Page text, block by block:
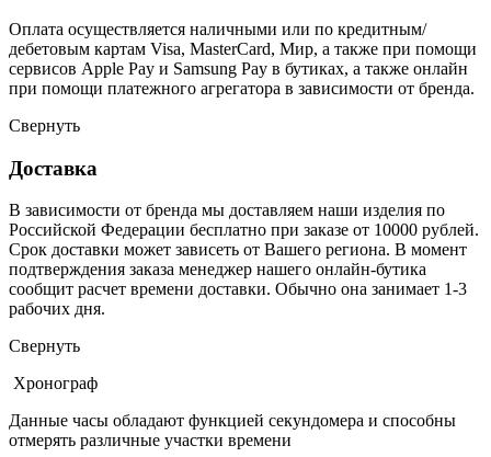
Оплата осуществляется наличными или по кредитным/
дебетовым картам Visa, MasterCard, Мир, а также при помощи
сервисов Apple Pay и Samsung Pay в бутиках, а также онлайн
при помощи платежного агрегатора в зависимости от бренда.
Свернуть
Доставка
В зависимости от бренда мы доставляем наши изделия по
Российской Федерации бесплатно при заказе от 10000 рублей.
Срок доставки может зависеть от Вашего региона. В момент
подтверждения заказа менеджер нашего онлайн-бутика
сообщит расчет времени доставки. Обычно она занимает 1-3
рабочих дня.
Свернуть
Хронограф
Данные часы обладают функцией секундомера и способны
отмерять различные участки времени